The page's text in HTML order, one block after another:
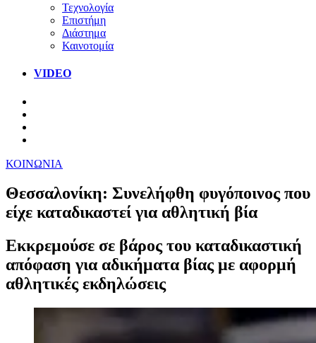
Τεχνολογία
Επιστήμη
Διάστημα
Καινοτομία
VIDEO
ΚΟΙΝΩΝΙΑ
Θεσσαλονίκη: Συνελήφθη φυγόποινος που
είχε καταδικαστεί για αθλητική βία
Εκκρεμούσε σε βάρος του καταδικαστική
απόφαση για αδικήματα βίας με αφορμή
αθλητικές εκδηλώσεις